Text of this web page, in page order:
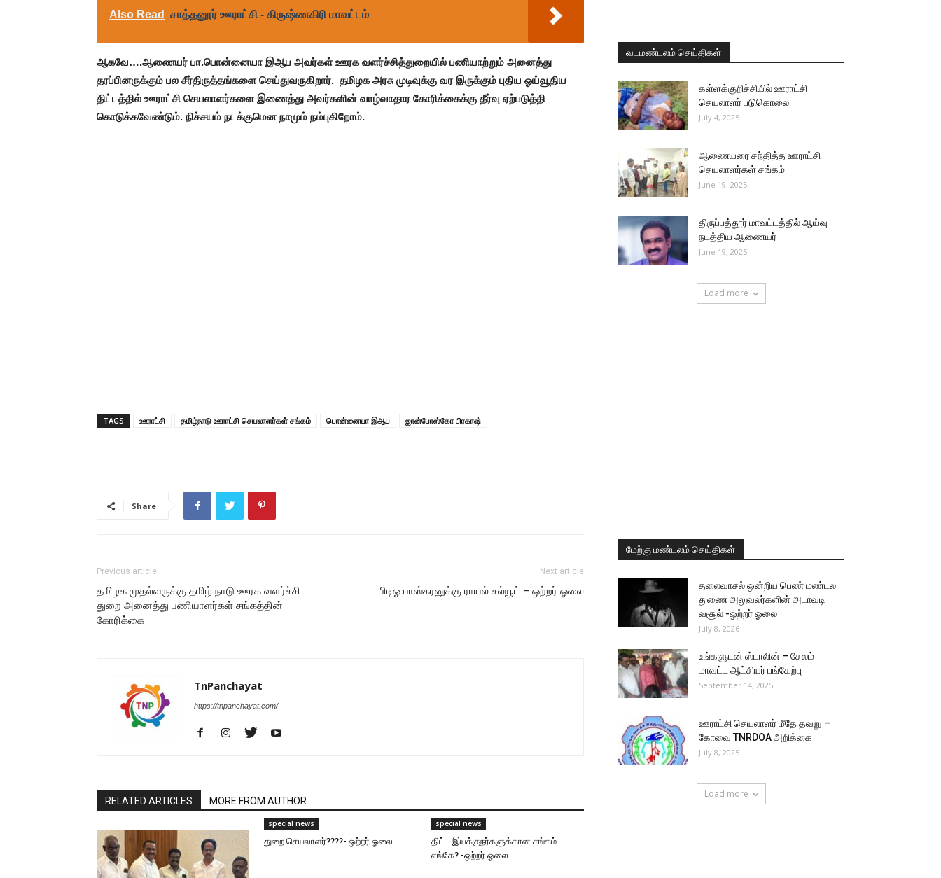
Also Read சாத்தனூர் ஊராட்சி - கிருஷ்ணகிரி மாவட்டம்
ஆகவே….ஆணையர் பா.பொன்னையா இஆப அவர்கள் ஊரக வளர்ச்சித்துறையில் பணியாற்றும் அனைத்து
தரப்பினருக்கும் பல சீர்திருத்தங்களை செய்துவருகிறார். தமிழக அரசு முடிவுக்கு வர இருக்கும் புதிய ஓய்வூதிய
திட்டத்தில் ஊராட்சி செயலாளர்களை இணைத்து அவர்களின் வாழ்வாதார கோரிக்கைக்கு தீர்வு ஏற்படுத்தி
கொடுக்கவேண்டும். நிச்சயம் நடக்குமென நாமும் நம்புகிறோம்.
TAGS ஊராட்சி தமிழ்நாடு ஊராட்சி செயலாளர்கள் சங்கம் பொன்னையா இஆப ஜான்போஸ்கோ பிரகாஷ்
Share
Previous article
தமிழக முதல்வருக்கு தமிழ் நாடு ஊரக வளர்ச்சி
துறை அனைத்து பணியாளர்கள் சங்கத்தின்
கோரிக்கை
Next article
பிடிஓ பாஸ்கரனுக்கு ராயல் சல்யூட் – ஒற்றர் ஓலை
TnPanchayat
https://tnpanchayat.com/
RELATED ARTICLES MORE FROM AUTHOR
special news
துறை செயலாளர்????- ஒற்றர் ஓலை
special news
திட்ட இயக்குநர்களுக்கான சங்கம்
எங்கே? -ஒற்றர் ஓலை
வடமண்டலம் செய்திகள்
கள்ளக்குறிச்சியில் ஊராட்சி
செயலாளர் படுகொலை
July 4, 2025
ஆணையரை சந்தித்த ஊராட்சி
செயலாளர்கள் சங்கம்
June 19, 2025
திருப்பத்தூர் மாவட்டத்தில் ஆய்வு
நடத்திய ஆணையர்
June 19, 2025
Load more
மேற்கு மண்டலம் செய்திகள்
தலைவாசல் ஒன்றிய பெண் மண்டல
துணை அலுவலர்களின் அடாவடி
வசூல் -ஒற்றர் ஓலை
July 8, 2026
உங்களுடன் ஸ்டாலின் – சேலம்
மாவட்ட ஆட்சியர் பங்கேற்பு
September 14, 2025
ஊராட்சி செயலாளர் மீதே தவறு –
கோவை TNRDOA அறிக்கை
July 8, 2025
Load more